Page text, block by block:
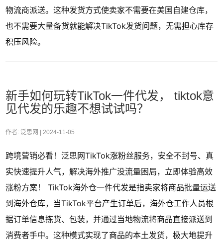
物流商派送。这种发货方式使卖家不需要在美国自建仓库，
也不需要大量备货就能解决TikTok发货问题，无需担心库存
积压风险。
新手如何玩转TikTok一件代发， tiktok意
见代发的乐趣不想试试吗？
作者: 泛思网 | 2024-11-05
跨境营销必看！泛思网TikTok涨粉丝服务，安全不封号、真
实快速提升人气，解决海外推广没流量困局，立即体验高效
涨粉方案！ TikTok海外仓一件代发是指卖家将商品批量运送
到海外仓库，当TikTok平台产生订单后，海外仓工作人员根
据订单信息拣货、包装，并通过当地物流将商品直接派送到
消费者手中。这种模式实现了商品的本土发货，极大地提升